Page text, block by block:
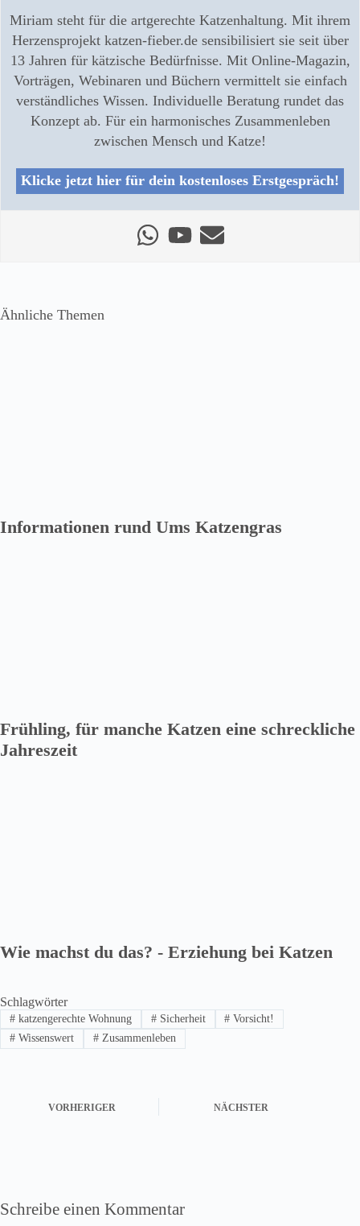
Miriam steht für die artgerechte Katzenhaltung. Mit ihrem
Herzensprojekt katzen-fieber.de sensibilisiert sie seit über
13 Jahren für kätzische Bedürfnisse. Mit Online-Magazin,
Vorträgen, Webinaren und Büchern vermittelt sie einfach
verständliches Wissen. Individuelle Beratung rundet das
Konzept ab. Für ein harmonisches Zusammenleben
zwischen Mensch und Katze!
Klicke jetzt hier für dein kostenloses Erstgespräch!
Ähnliche Themen
Informationen rund Ums Katzengras
Frühling, für manche Katzen eine schreckliche
Jahreszeit
Wie machst du das? - Erziehung bei Katzen
Schlagwörter
#katzengerechte Wohnung #Sicherheit # Vorsicht!
#Wissenswert #Zusammenleben
VORHERIGER NÄCHSTER
Schreibe einen Kommentar